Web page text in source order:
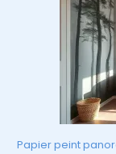
Papier peint